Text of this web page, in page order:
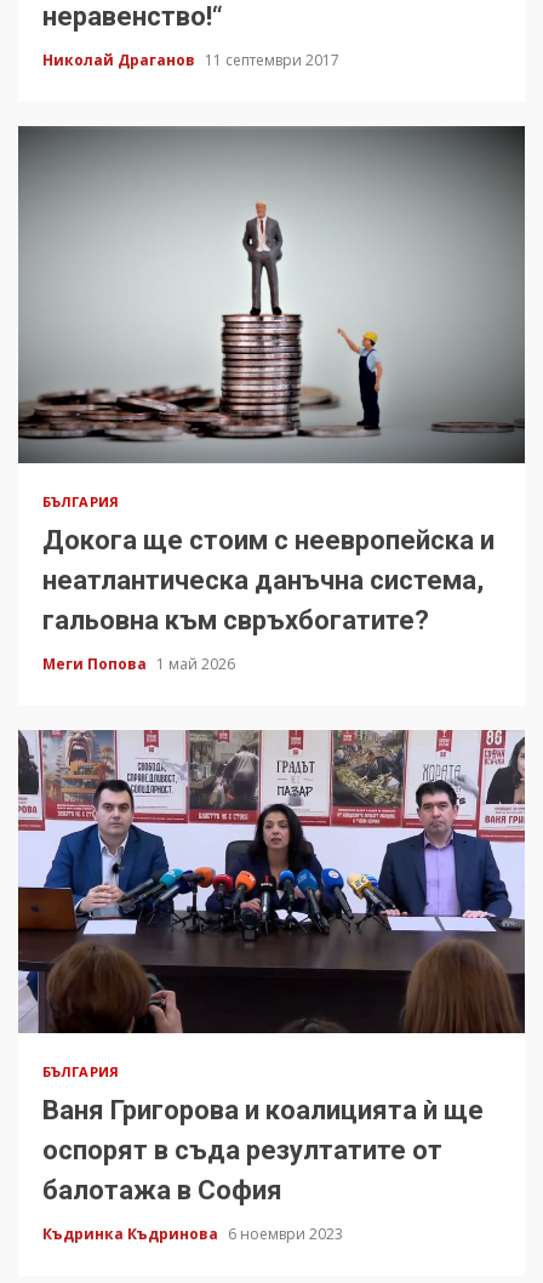
неравенство!“
Николай Драганов 11 септември 2017
БЪЛГАРИЯ
Докога ще стоим с неевропейска и
неатлантическа данъчна система,
гальовна към свръхбогатите?
Меги Попова 1 май 2026
БЪЛГАРИЯ
Ваня Григорова и коалицията ѝ ще
оспорят в съда резултатите от
балотажа в София
Къдринка Къдринова 6 ноември 2023